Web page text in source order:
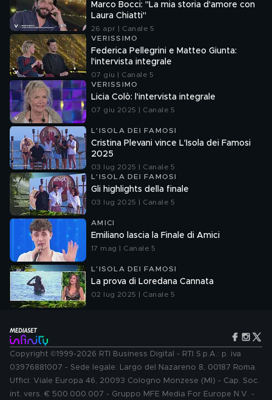
Marco Bocci: "La mia storia d'amore con
Laura Chiatti"
26 apr | Canale 5
VERISSIMO
Federica Pellegrini e Matteo Giunta:
l'intervista integrale
07 giu | Canale 5
VERISSIMO
Licia Colò: l'intervista integrale
07 giu 2025 | Canale 5
L'ISOLA DEI FAMOSI
Cristina Plevani vince L'Isola dei Famosi
2025
03 lug 2025 | Canale 5
L'ISOLA DEI FAMOSI
Gli highlights della finale
03 lug 2025 | Canale 5
AMICI
Emiliano lascia la Finale di Amici
17 mag | Canale 5
L'ISOLA DEI FAMOSI
La prova di Loredana Cannata
02 lug 2025 | Canale 5
Copyright ©1999-2026 RTI Business Digital - RTI S.p.A.: p. iva
03976881007 - Sede legale: Largo del Nazareno 8, 00187 Roma.
Uffici: Viale Europa 46, 20093 Cologno Monzese (MI) - Cap. Soc.
int. vers. € 500.000.007 - Gruppo MFE Media For Europe N.V. -